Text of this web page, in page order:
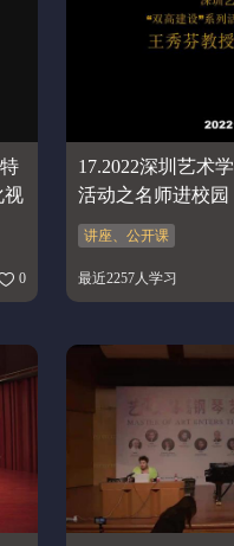
视
0
17.2022深圳艺术
活动之名师进校
师课2
讲座、公开课
最近2257人学习